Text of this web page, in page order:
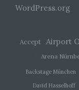
WordPress.org
Accept Airport
Arena
Backstage München
David Hasselhoff
d)
Daten mit
e)